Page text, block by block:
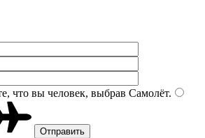
что вы человек, выбрав Самолёт.